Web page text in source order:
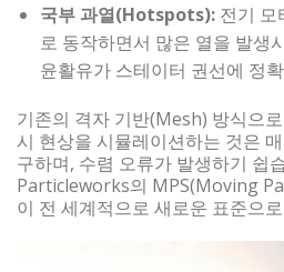
국부 과열(Hotspots):전기 모
로 동작하면서 많은 열을 발생
윤활유가 스테이터 권선에 정
기존의 격자 기반(Mesh) 방식으
시 현상을 시뮬레이션하는 것은
구하며, 수렴 오류가 발생하기 쉽
Particleworks의 MPS(Moving
이 전 세계적으로 새로운 표준으